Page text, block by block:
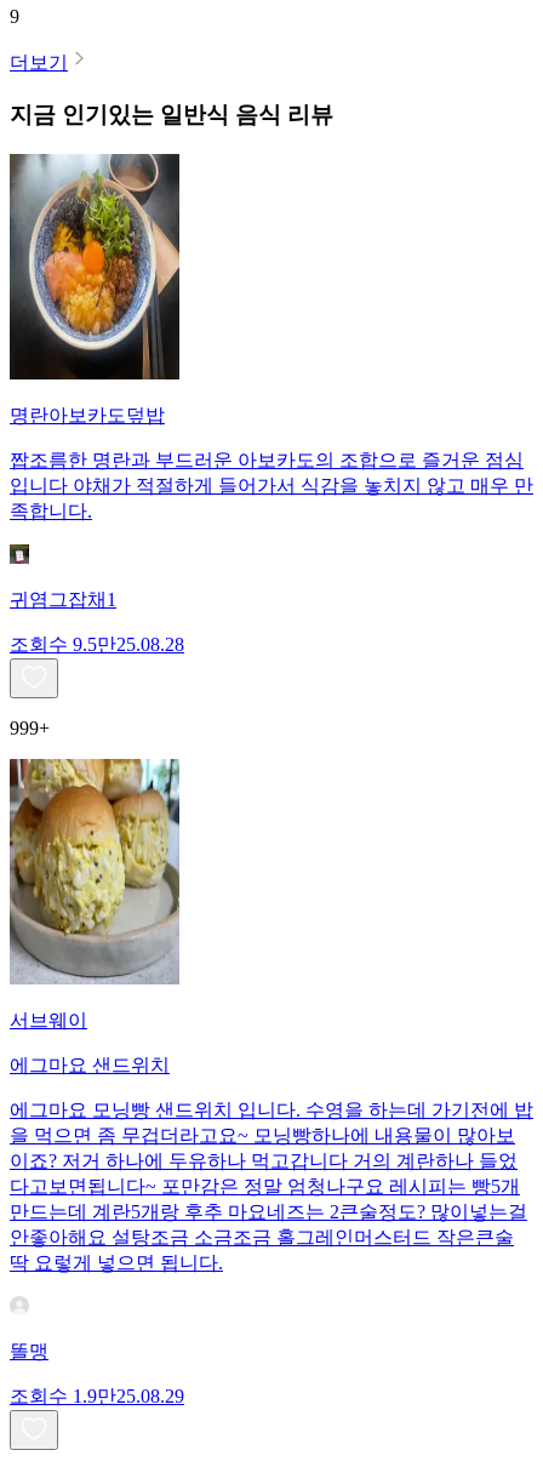
9
더보기
지금 인기있는 일반식 음식 리뷰
명란아보카도덮밥
짭조름한 명란과 부드러운 아보카도의 조합으로 즐거운 점심
입니다 야채가 적절하게 들어가서 식감을 놓치지 않고 매우 만
족합니다.
귀염그잡채1
조회수 9.5만25.08.28
999+
서브웨이
에그마요 샌드위치
에그마요 모닝빵 샌드위치 입니다. 수영을 하는데 가기전에 밥
을 먹으면 좀 무겁더라고요~ 모닝빵하나에 내용물이 많아보
이죠? 저거 하나에 두유하나 먹고갑니다 거의 계란하나 들었
다고보면됩니다~ 포만감은 정말 엄청나구요 레시피는 빵5개
만드는데 계란5개랑 후추 마요네즈는 2큰술정도? 많이넣는걸
안좋아해요 설탕조금 소금조금 홀그레인머스터드 작은큰술
딱 요렇게 넣으면 됩니다.
똘맹
조회수 1.9만25.08.29